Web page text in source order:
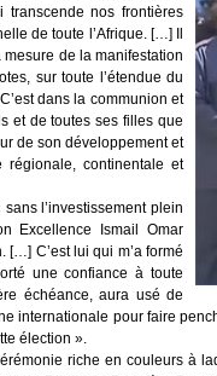
transcende nos frontières
de toute l’Afrique. […] Il
mesure de la manifestation
sur toute l’étendue du
dans la communion et
et de toutes ses filles que
de son développement et
continentale et
l’investissement plein
Excellence Ismail Omar
[…] C’est lui qui m’a formé
une confiance à toute
échéance, aura usé de
internationale pour faire
élection ».
riche en couleurs à